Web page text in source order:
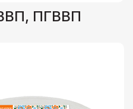
ПГВВП